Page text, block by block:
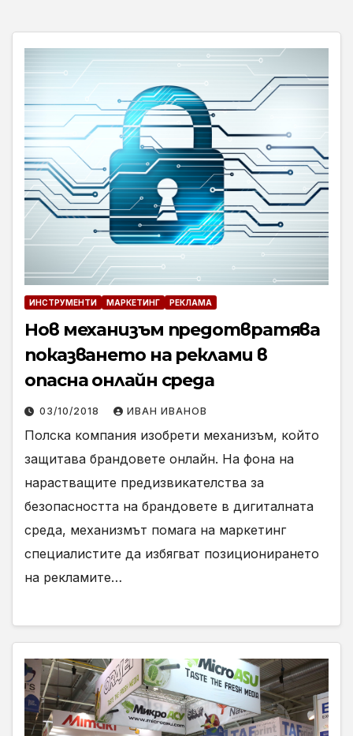
ИНСТРУМЕНТИ МАРКЕТИНГ РЕКЛАМА
Нов механизъм предотвратява
показването на реклами в
опасна онлайн среда
03/10/2018 ИВАН ИВАНОВ
Полска компания изобрети механизъм, който
защитава брандовете онлайн. На фона на
нарастващите предизвикателства за
безопасността на брандовете в дигиталната
среда, механизмът помага на маркетинг
специалистите да избягват позиционирането
на рекламите…